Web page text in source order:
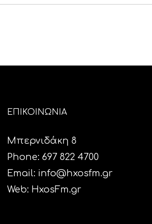
ΕΠΙΚΟΙΝΩΝΙΑ
Μπερνιδάκη 8
Phone: 697 822 4700
Email: info@hxosfm.gr
Web: HxosFm.gr